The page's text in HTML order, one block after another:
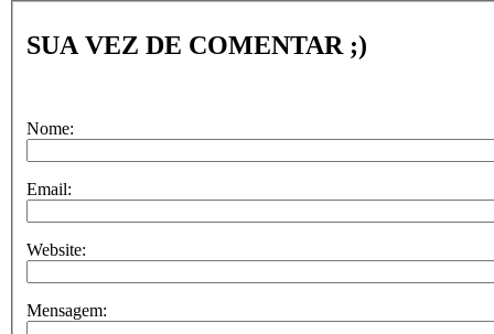
SUA VEZ DE COMENTAR ;)
Nome:
Email:
Website:
Mensagem: